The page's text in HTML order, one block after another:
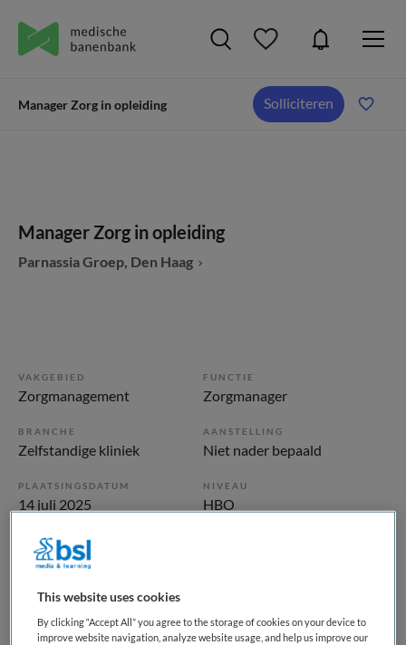
Manager Zorg in opleiding Solliciteren
Manager Zorg in opleiding
Parnassia Groep, Den Haag
VAKGEBIED
Zorgmanagement
FUNCTIE
Zorgmanager
BRANCHE
Zelfstandige kliniek
AANSTELLING
Niet nader bepaald
PLAATSINGSDATUM
14 juli 2025
NIVEAU
HBO
ERVARING
Niet nader bepaald
Vacature niet beschikbaar
This website uses cookies
By clicking “Accept All” you agree to the storage of cookies on your device to
improve website navigation, analyze website usage, and help us improve our